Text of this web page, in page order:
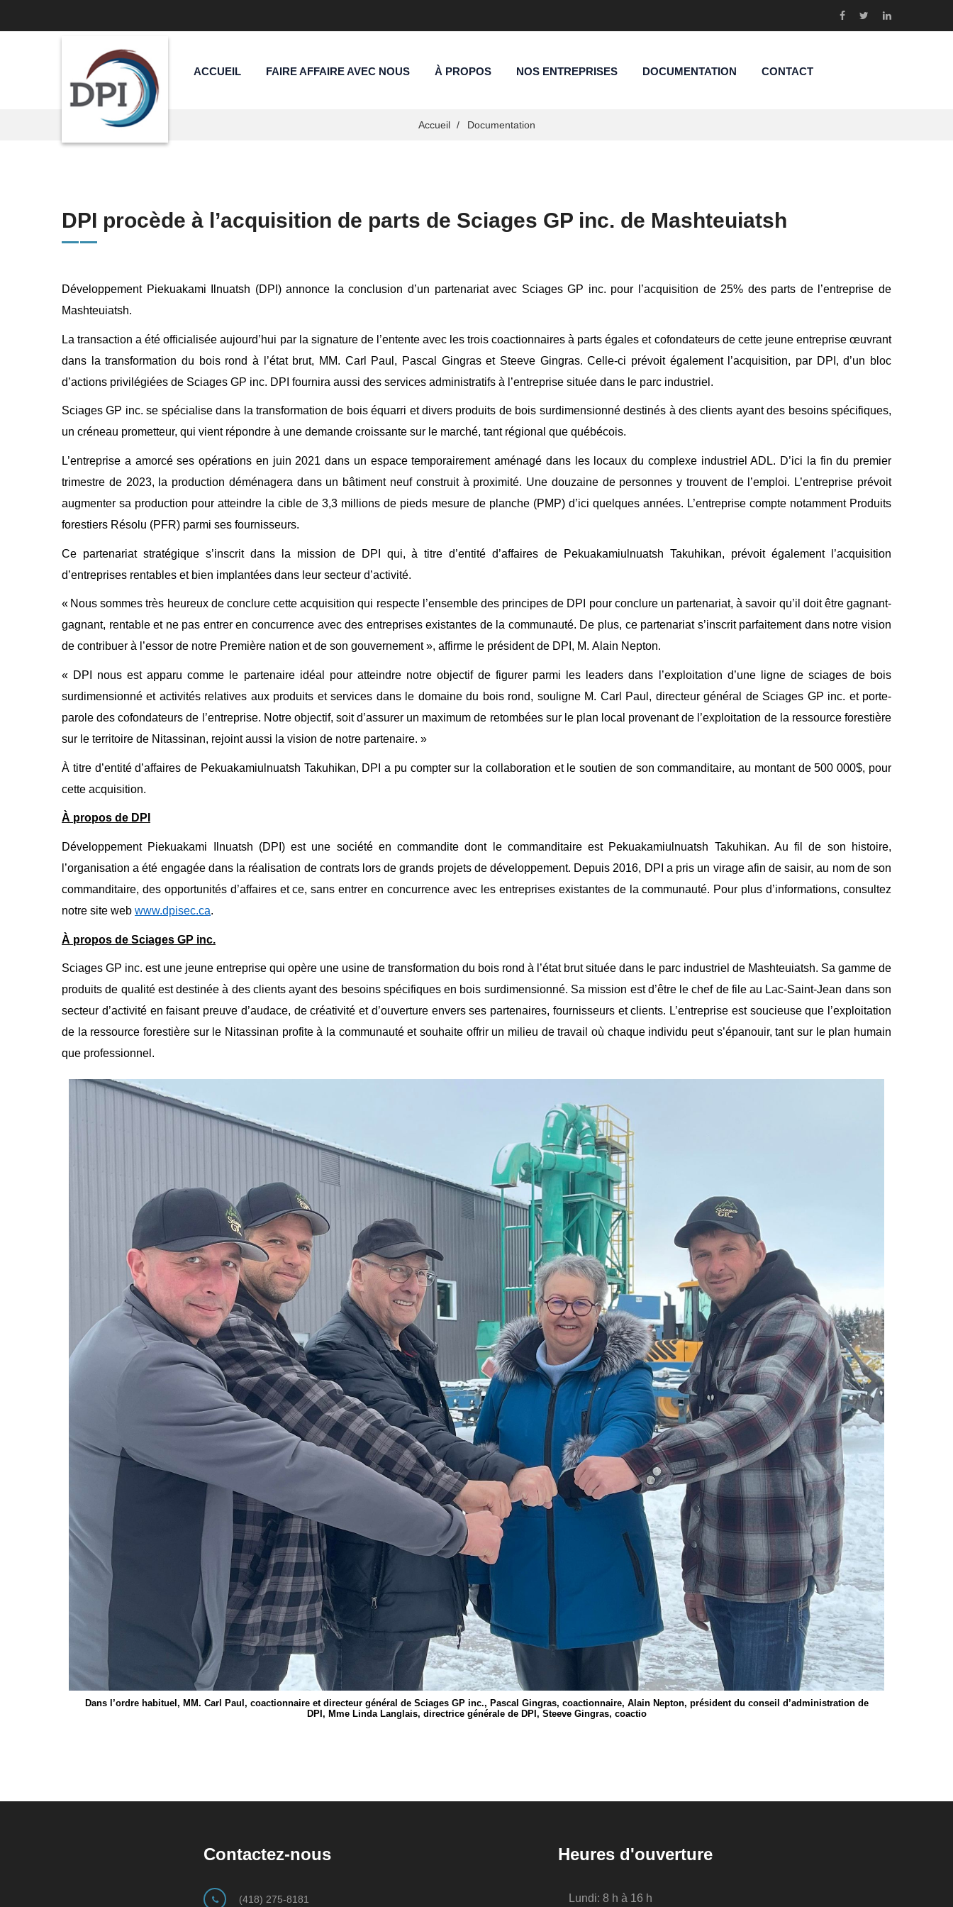
ACCUEIL FAIRE AFFAIRE AVEC NOUS À PROPOS NOS ENTREPRISES DOCUMENTATION CONTACT
Accueil Documentation
DPI procède à l’acquisition de parts de Sciages GP inc. de Mashteuiatsh
Développement Piekuakami Ilnuatsh (DPI) annonce la conclusion d’un partenariat avec Sciages GP inc. pour l’acquisition de 25% des parts de l’entreprise de
Mashteuiatsh.
La transaction a été officialisée aujourd’hui par la signature de l’entente avec les trois coactionnaires à parts égales et cofondateurs de cette jeune entreprise œuvrant
dans la transformation du bois rond à l’état brut, MM. Carl Paul, Pascal Gingras et Steeve Gingras. Celle-ci prévoit également l’acquisition, par DPI, d’un bloc
d’actions privilégiées de Sciages GP inc. DPI fournira aussi des services administratifs à l’entreprise située dans le parc industriel.
Sciages GP inc. se spécialise dans la transformation de bois équarri et divers produits de bois surdimensionné destinés à des clients ayant des besoins spécifiques,
un créneau prometteur, qui vient répondre à une demande croissante sur le marché, tant régional que québécois.
L’entreprise a amorcé ses opérations en juin 2021 dans un espace temporairement aménagé dans les locaux du complexe industriel ADL. D’ici la fin du premier
trimestre de 2023, la production déménagera dans un bâtiment neuf construit à proximité. Une douzaine de personnes y trouvent de l’emploi. L’entreprise prévoit
augmenter sa production pour atteindre la cible de 3,3 millions de pieds mesure de planche (PMP) d’ici quelques années. L’entreprise compte notamment Produits
forestiers Résolu (PFR) parmi ses fournisseurs.
Ce partenariat stratégique s’inscrit dans la mission de DPI qui, à titre d’entité d’affaires de Pekuakamiulnuatsh Takuhikan, prévoit également l’acquisition
d’entreprises rentables et bien implantées dans leur secteur d’activité.
« Nous sommes très heureux de conclure cette acquisition qui respecte l’ensemble des principes de DPI pour conclure un partenariat, à savoir qu’il doit être gagnant-
gagnant, rentable et ne pas entrer en concurrence avec des entreprises existantes de la communauté. De plus, ce partenariat s’inscrit parfaitement dans notre vision
de contribuer à l’essor de notre Première nation et de son gouvernement », affirme le président de DPI, M. Alain Nepton.
« DPI nous est apparu comme le partenaire idéal pour atteindre notre objectif de figurer parmi les leaders dans l’exploitation d’une ligne de sciages de bois
surdimensionné et activités relatives aux produits et services dans le domaine du bois rond, souligne M. Carl Paul, directeur général de Sciages GP inc. et porte-
parole des cofondateurs de l’entreprise. Notre objectif, soit d’assurer un maximum de retombées sur le plan local provenant de l’exploitation de la ressource forestière
sur le territoire de Nitassinan, rejoint aussi la vision de notre partenaire. »
À titre d’entité d’affaires de Pekuakamiulnuatsh Takuhikan, DPI a pu compter sur la collaboration et le soutien de son commanditaire, au montant de 500 000$, pour
cette acquisition.
À propos de DPI
Développement Piekuakami Ilnuatsh (DPI) est une société en commandite dont le commanditaire est Pekuakamiulnuatsh Takuhikan. Au fil de son histoire,
l’organisation a été engagée dans la réalisation de contrats lors de grands projets de développement. Depuis 2016, DPI a pris un virage afin de saisir, au nom de son
commanditaire, des opportunités d’affaires et ce, sans entrer en concurrence avec les entreprises existantes de la communauté. Pour plus d’informations, consultez
notre site web www.dpisec.ca.
À propos de Sciages GP inc.
Sciages GP inc. est une jeune entreprise qui opère une usine de transformation du bois rond à l’état brut située dans le parc industriel de Mashteuiatsh. Sa gamme de
produits de qualité est destinée à des clients ayant des besoins spécifiques en bois surdimensionné. Sa mission est d’être le chef de file au Lac-Saint-Jean dans son
secteur d’activité en faisant preuve d’audace, de créativité et d’ouverture envers ses partenaires, fournisseurs et clients. L’entreprise est soucieuse que l’exploitation
de la ressource forestière sur le Nitassinan profite à la communauté et souhaite offrir un milieu de travail où chaque individu peut s’épanouir, tant sur le plan humain
que professionnel.
Dans l’ordre habituel, MM. Carl Paul, coactionnaire et directeur général de Sciages GP inc., Pascal Gingras, coactionnaire, Alain Nepton, président du conseil d’administration de
DPI, Mme Linda Langlais, directrice générale de DPI, Steeve Gingras, coactio
Contactez-nous
(418) 275-8181
Heures d'ouverture
Lundi: 8 h à 16 h